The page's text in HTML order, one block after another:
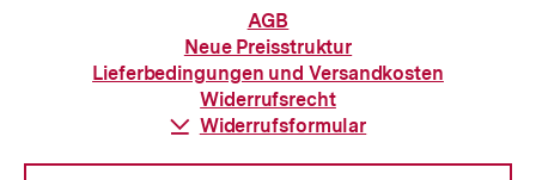
Informationen
zur
Bestellung
AGB
Neue Preisstruktur
Lieferbedingungen und Versandkosten
Widerrufsrecht
Download-
Widerrufsformular